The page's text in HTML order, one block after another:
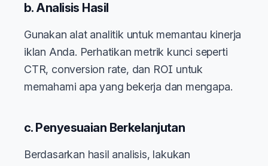
b. Analisis Hasil
Gunakan alat analitik untuk memantau kinerja
iklan Anda. Perhatikan metrik kunci seperti
CTR, conversion rate, dan ROI untuk
memahami apa yang bekerja dan mengapa.
c. Penyesuaian Berkelanjutan
Berdasarkan hasil analisis, lakukan